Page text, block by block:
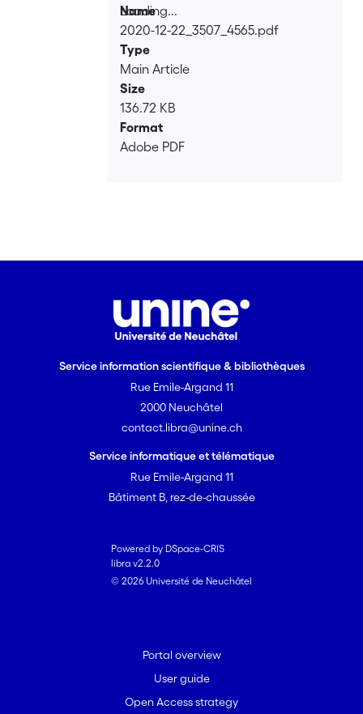
Loading...
Loading...
Name
2020-12-22_3507_4565.pdf
Type
Main Article
Size
136.72 KB
Format
Adobe PDF
Service information scientifique & bibliothèques
Rue Emile-Argand 11
2000 Neuchâtel
contact.libra@unine.ch
Service informatique et télématique
Rue Emile-Argand 11
Bâtiment B, rez-de-chaussée
Powered by DSpace-CRIS
libra v2.2.0
© 2026 Université de Neuchâtel
Portal overview
User guide
Open Access strategy